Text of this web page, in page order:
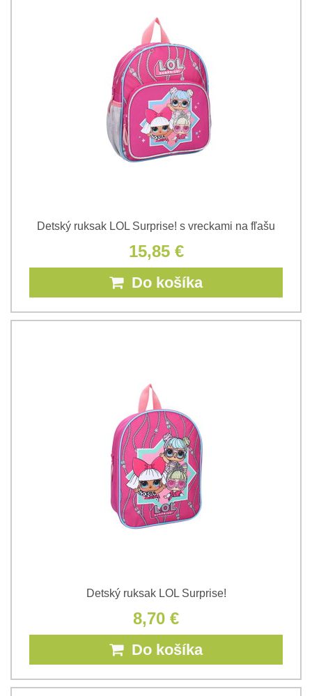
Detský ruksak LOL Surprise! s vreckami na fľašu
15,85 €
Do košíka
Detský ruksak LOL Surprise!
8,70 €
Do košíka